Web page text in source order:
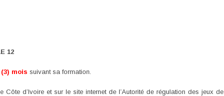
12
mois suivant sa formation.
d’Ivoire et sur le site internet de l’Autorité de régulation des jeux de